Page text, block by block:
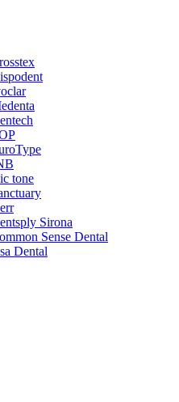
tone
Sirona
Sense Dental
Dental